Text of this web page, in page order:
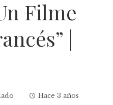
Filme
|
Hace 3 años